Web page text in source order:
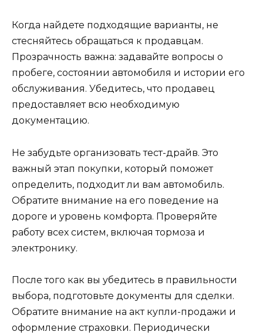
Когда найдете подходящие варианты, не
стесняйтесь обращаться к продавцам.
Прозрачность важна: задавайте вопросы о
пробеге, состоянии автомобиля и истории его
обслуживания. Убедитесь, что продавец
предоставляет всю необходимую
документацию.
Не забудьте организовать тест-драйв. Это
важный этап покупки, который поможет
определить, подходит ли вам автомобиль.
Обратите внимание на его поведение на
дороге и уровень комфорта. Проверяйте
работу всех систем, включая тормоза и
электронику.
После того как вы убедитесь в правильности
выбора, подготовьте документы для сделки.
Обратите внимание на акт купли-продажи и
оформление страховки. Периодически